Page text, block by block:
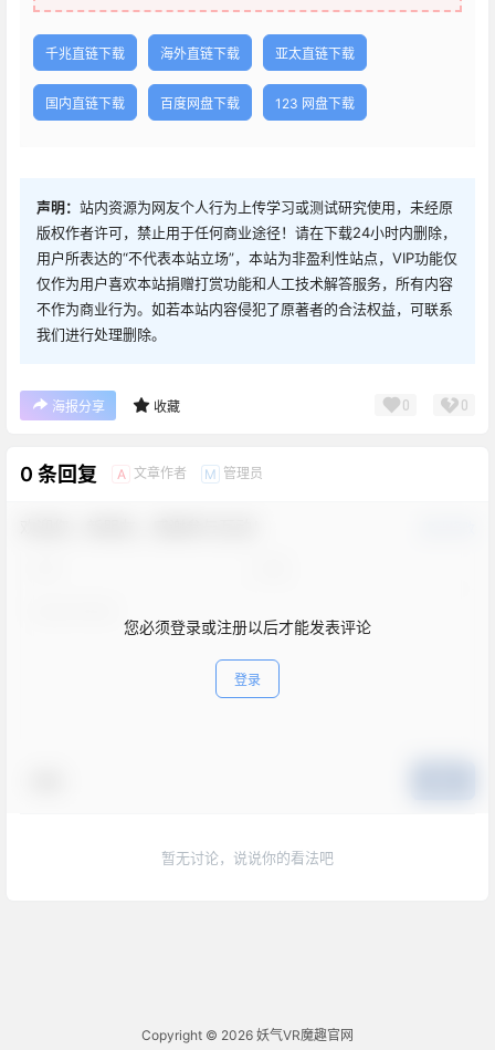
千兆直链下载 海外直链下载 亚太直链下载
国内直链下载 百度网盘下载 123 网盘下载
声明： 站内资源为网友个人行为上传学习或测试研究使用，未经原
版权作者许可，禁止用于任何商业途径！请在下载24小时内删除，
用户所表达的“不代表本站立场”，本站为非盈利性站点，VIP功能仅
仅作为用户喜欢本站捐赠打赏功能和人工技术解答服务，所有内容
不作为商业行为。如若本站内容侵犯了原著者的合法权益，可联系
我们进行处理删除。
海报分享 收藏 0 0
0 条回复 A 文章作者 M 管理员
您必须登录或注册以后才能发表评论
登录
暂无讨论，说说你的看法吧
Copyright © 2026 妖气VR魔趣官网